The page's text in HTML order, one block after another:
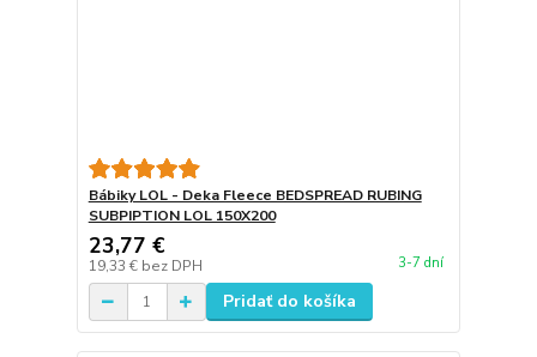
Bábiky LOL - Deka Fleece BEDSPREAD RUBING
SUBPIPTION LOL 150X200
23,77 €
19,33 € bez DPH 3-7 dní
Pridať do košíka